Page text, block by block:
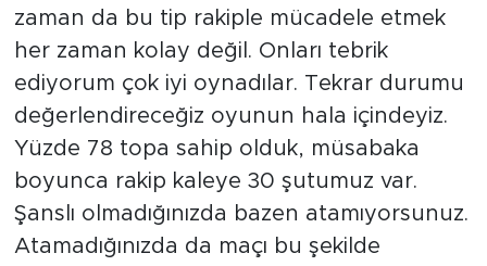
zaman da bu tip rakiple mücadele etmek
her zaman kolay değil. Onları tebrik
ediyorum çok iyi oynadılar. Tekrar durumu
değerlendireceğiz oyunun hala içindeyiz.
Yüzde 78 topa sahip olduk, müsabaka
boyunca rakip kaleye 30 şutumuz var.
Şanslı olmadığınızda bazen atamıyorsunuz.
Atamadığınızda da maçı bu şekilde